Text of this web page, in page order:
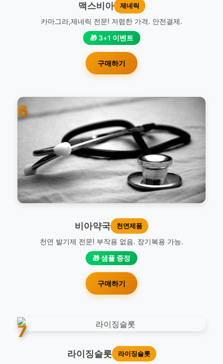
맥스비아 제네릭
카마그라,제네릭 전문! 저렴한 가격. 안전결제.
🎁 3+1 이벤트
구매하기
6
비아약국 천연제품
천연 발기제 전문! 부작용 없음. 장기복용 가능.
🎁 샘플 증정
구매하기
7
라이징슬롯 라이징슬롯